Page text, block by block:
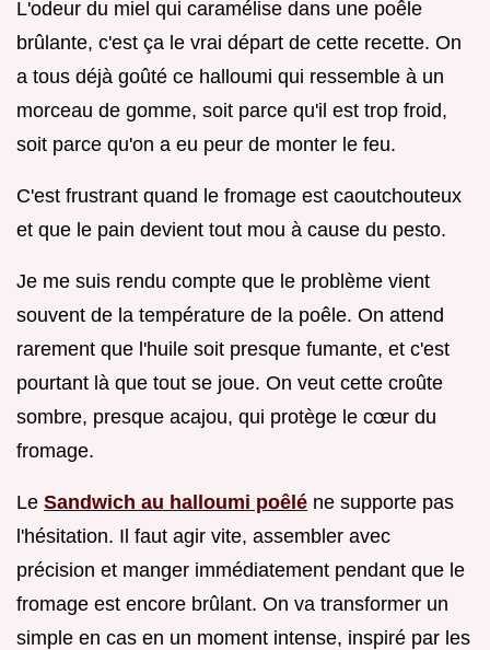
L'odeur du miel qui caramélise dans une poêle
brûlante, c'est ça le vrai départ de cette recette. On
a tous déjà goûté ce halloumi qui ressemble à un
morceau de gomme, soit parce qu'il est trop froid,
soit parce qu'on a eu peur de monter le feu.
C'est frustrant quand le fromage est caoutchouteux
et que le pain devient tout mou à cause du pesto.
Je me suis rendu compte que le problème vient
souvent de la température de la poêle. On attend
rarement que l'huile soit presque fumante, et c'est
pourtant là que tout se joue. On veut cette croûte
sombre, presque acajou, qui protège le cœur du
fromage.
Le Sandwich au halloumi poêlé ne supporte pas
l'hésitation. Il faut agir vite, assembler avec
précision et manger immédiatement pendant que le
fromage est encore brûlant. On va transformer un
simple en cas en un moment intense, inspiré par les